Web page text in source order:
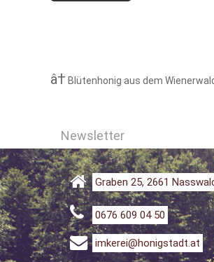
Blütenhonig aus dem
Newsletter
Graben 25, 2661
0676 609 04 50
imkerei@honigstadt.at